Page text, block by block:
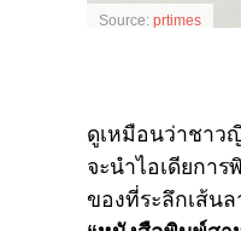
Source: prtimes
ดูเหมือนว่าชาว
จะนำไอเดียกา
ของที่ระลึกเส้น